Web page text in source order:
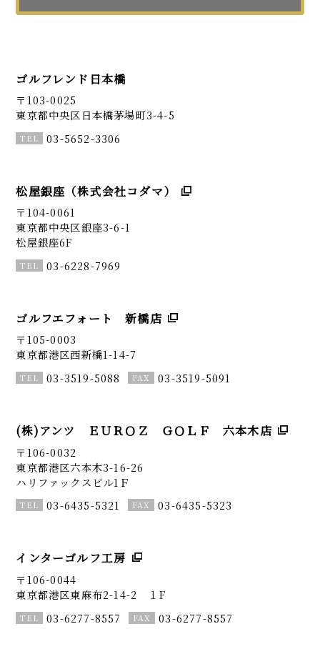
ゴルフレンド日本橋
〒103-0025
東京都中央区日本橋茅場町3-4-5
03-5652-3306
松屋銀座（株式会社コダマ）
〒104-0061
東京都中央区銀座3-6-1
松屋銀座6F
03-6228-7969
ゴルフエフォート 新橋店
〒105-0003
東京都港区西新橋1-14-7
03-3519-5088
03-3519-5091
(株)アンツ ＥＵＲＯＺ ＧＯＬＦ 六本木店
〒106-0032
東京都港区六本木3-16-26
ハリファックスビル1Ｆ
03-6435-5321
03-6435-5323
インターゴルフ工房
〒106-0044
東京都港区東麻布2-14-2 １F
03-6277-8557
03-6277-8557